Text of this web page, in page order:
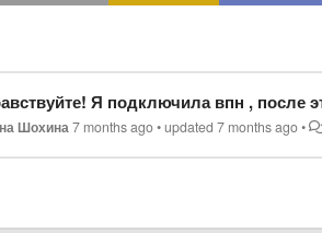
Я подключила впн , после
Шохина7 months ago•updated7 months ago•